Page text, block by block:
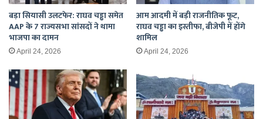
बड़ा सियासी उलटफेर: राघव चड्ढा समेत
AAP के 7 राज्यसभा सांसदों ने थामा
भाजपा का दामन
April 24, 2026
आम आदमी में बड़ी राजनीतिक फूट,
राघव चड्ढा का इस्तीफा, बीजेपी में होंगे
शामिल
April 24, 2026